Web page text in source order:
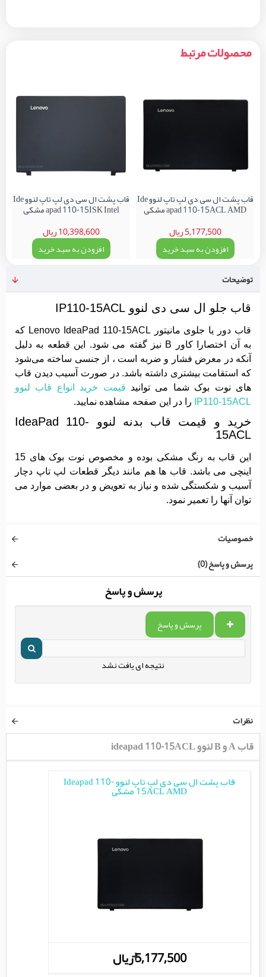
محصولات مرتبط
قاب پشت ال سی دی لپ تاپ لنوو Ide
apad 110-15ACL AMD مشکی
5,177,500 ریال
افزودن به سبد خرید
قاب پشت ال سی دی لپ تاپ لنوو Ide
apad 110-15ISK Intel مشکی
10,398,600 ریال
افزودن به سبد خرید
توضیحات
قاب جلو ال سی دی لنوو IP110-15ACL
قاب دور یا جلوی مانیتور Lenovo IdeaPad 110-15ACL که
به آن اختصارا کاور B نیز گفته می شود. این قطعه به دلیل
آنکه در معرض فشار و ضربه است ، از جنسی ساخته می‌شود
که استقامت بیشتری داشته باشد. در صورت آسیب دیدن قاب
های نوت بوک شما می توانید قیمت خرید انواع قاب لنوو
IP110-15ACL
را در این صفحه مشاهده نمایید.
خرید و قیمت قاب بدنه لنوو IdeaPad 110-
15ACL
این قاب به رنگ مشکی بوده و مخصوص نوت بوک های 15
اینچی می باشد. قاب ها هم مانند دیگر قطعات لپ تاپ دچار
آسیب و شکستگی شده و نیاز به تعویض و در بعضی موارد می
توان آنها را تعمیر نمود.
خصوصیات
پرسش و پاسخ (0)
پرسش و پاسخ
پرسش و پاسخ
نتیجه ای یافت نشد
نظرات
قاب A و B لنوو ideapad 110-15ACL
قاب پشت ال سی دی لپ تاپ لنوو Ideapad 110-
15ACL AMD مشکی
5,177,500 ریال+